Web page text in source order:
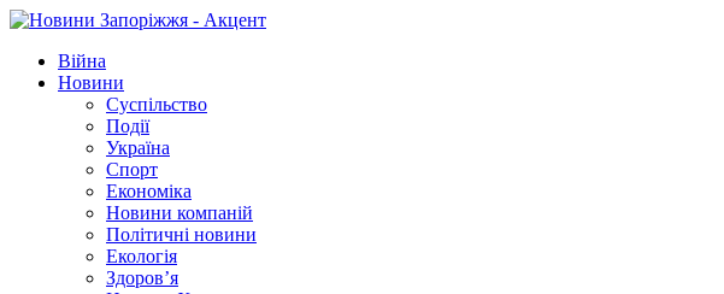
Війна
Новини
Суспільство
Події
Україна
Спорт
Економіка
Новини компаній
Політичні новини
Екологія
Здоров’я